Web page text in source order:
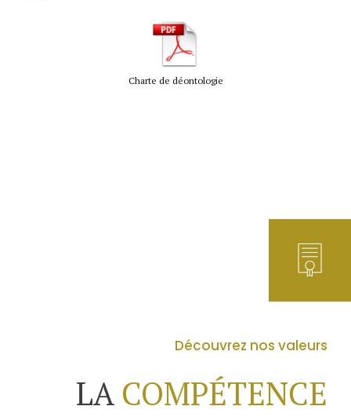
Charte de déontologie
Découvrez nos valeurs
LA COMPÉTENCE